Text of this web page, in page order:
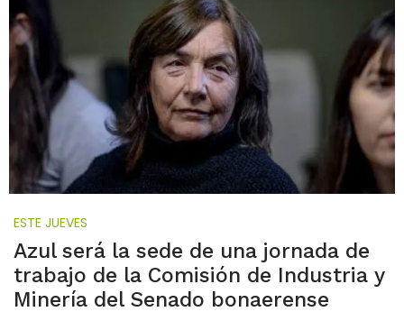
ESTE JUEVES
Azul será la sede de una jornada de
trabajo de la Comisión de Industria y
Minería del Senado bonaerense